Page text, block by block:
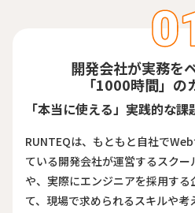
開発会社が実務を
「1000時間」の
「本当に使える」実践的な課
RUNTEQは、もともと自社で
ている開発会社が運営するスク
や、実際にエンジニアを採用す
て、現場で求められるスキルや考